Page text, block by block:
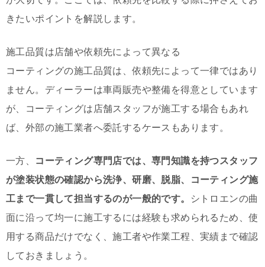
きたいポイントを解説します。
施工品質は店舗や依頼先によって異なる
コーティングの施工品質は、依頼先によって一律ではあり
ません。ディーラーは車両販売や整備を得意としています
が、コーティングは店舗スタッフが施工する場合もあれ
ば、外部の施工業者へ委託するケースもあります。
一方、
コーティング専門店では、専門知識を持つスタッフ
が塗装状態の確認から洗浄、研磨、脱脂、コーティング施
工まで一貫して担当するのが一般的です。
シトロエンの曲
面に沿って均一に施工するには経験も求められるため、使
用する商品だけでなく、施工者や作業工程、実績まで確認
しておきましょう。